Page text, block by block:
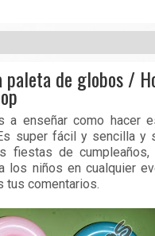
paleta de globos /
a enseñar como hacer
super fácil y sencilla y
fiestas de cumpleaños,
los niños en cualquier
tus comentarios.